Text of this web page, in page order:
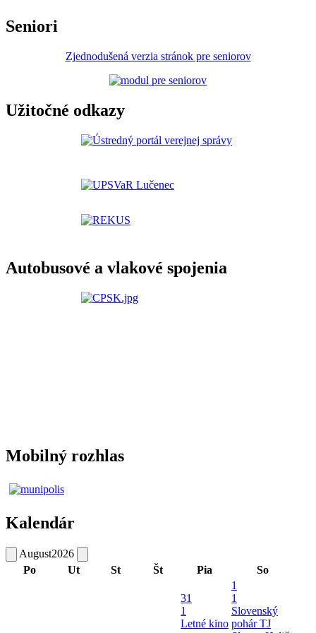
Seniori
Zjednodušená verzia stránok pre seniorov
Užitočné odkazy
Autobusové a vlakové spojenia
Mobilný rozhlas
Kalendár
August2026
Po
Ut St Št Pia So
31
1
Letné kino
1
1
Slovenský
pohár TJ